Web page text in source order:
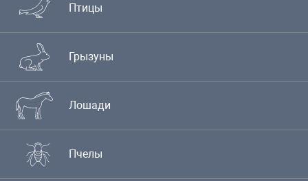
Птицы
Грызуны
Лошади
Пчелы